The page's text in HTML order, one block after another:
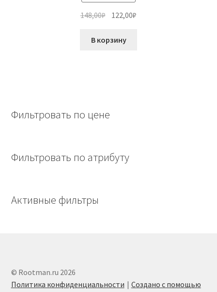
148,00₽ Первоначальная
составляла
122,00₽
В корзину
Фильтровать по цене
Фильтровать по атрибуту
Активные фильтры
© Rootman.ru 2026
Политика конфиденциальности
Создано с помощью